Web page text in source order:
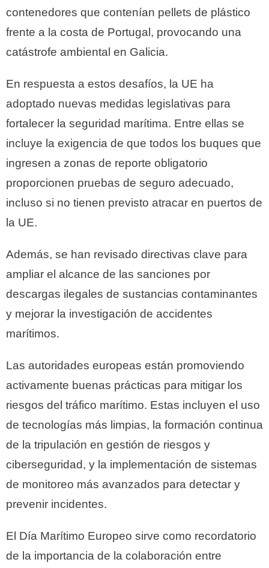
contenedores que contenían pellets de plástico
frente a la costa de Portugal, provocando una
catástrofe ambiental en Galicia.
En respuesta a estos desafíos, la UE ha
adoptado nuevas medidas legislativas para
fortalecer la seguridad marítima. Entre ellas se
incluye la exigencia de que todos los buques que
ingresen a zonas de reporte obligatorio
proporcionen pruebas de seguro adecuado,
incluso si no tienen previsto atracar en puertos de
la UE.
Además, se han revisado directivas clave para
ampliar el alcance de las sanciones por
descargas ilegales de sustancias contaminantes
y mejorar la investigación de accidentes
marítimos.
Las autoridades europeas están promoviendo
activamente buenas prácticas para mitigar los
riesgos del tráfico marítimo. Estas incluyen el uso
de tecnologías más limpias, la formación continua
de la tripulación en gestión de riesgos y
ciberseguridad, y la implementación de sistemas
de monitoreo más avanzados para detectar y
prevenir incidentes.
El Día Marítimo Europeo sirve como recordatorio
de la importancia de la colaboración entre